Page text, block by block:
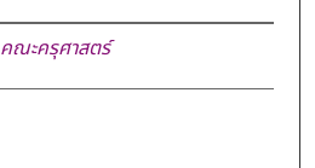
คณะครุศาสตร์